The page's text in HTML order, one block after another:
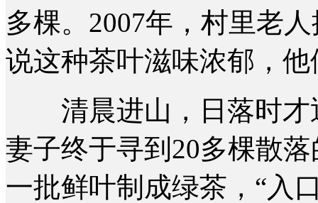
多棵。2007年，村里老
说这种茶叶滋味浓郁，
清晨进山，日落时才
妻子终于寻到20多棵散
一批鲜叶制成绿茶，“入